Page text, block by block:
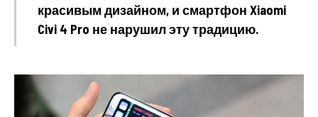
красивым дизайном, и смартфон Xiaomi
Civi 4 Pro не нарушил эту традицию.